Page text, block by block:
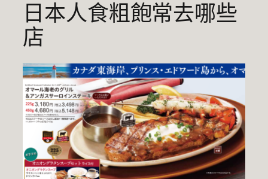
日本人食粗飽常去哪些
店